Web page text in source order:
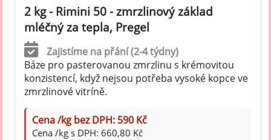
2 kg - Rimini 50 - zmrzlinový základ
mléčný za tepla, Pregel
Zajistíme na přání (2-4 týdny)
Báze pro pasterovanou zmrzlinu s krémovitou
konzistencí, když nejsou potřeba vysoké kopce ve
zmrzlinové vitríně.
Cena /kg bez DPH: 590 Kč
Cena /kg s DPH: 660,80 Kč